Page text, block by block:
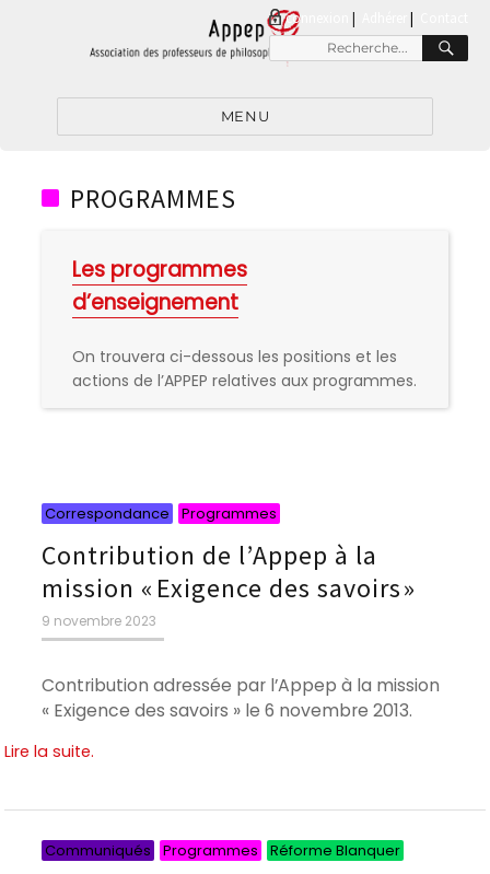
connexion |
Recherche
pour
MENU
PROGRAMMES
Les programmes
d’enseignement
On trouvera ci-dessous les positions et les
actions de l’APPEP relatives aux programmes.
Correspondance Programmes
Contribution de l’Appep à la
mission « Exigence des savoirs »
Publié
le
9 novembre 2023
Contribution adressée par l’Appep à la mission
« Exigence des savoirs » le 6 novembre 2013.
Lire la suite.
Communiqués Programmes Réforme Blanquer